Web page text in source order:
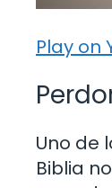
Play on
Uno de
Biblia